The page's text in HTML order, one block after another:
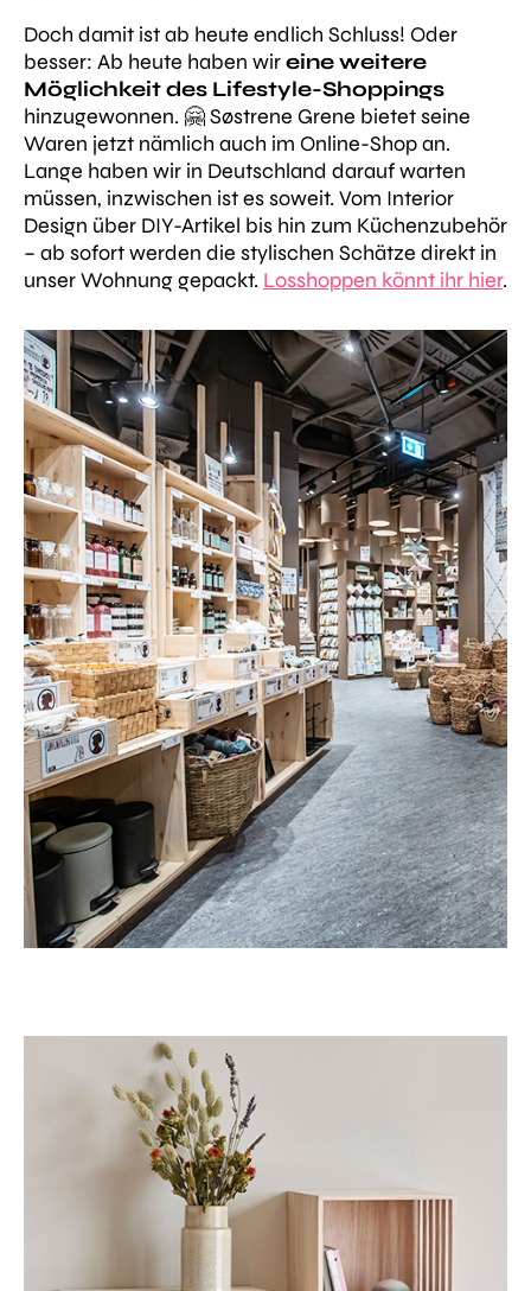
Doch damit ist ab heute endlich Schluss! Oder
besser: Ab heute haben wireine weitere
Möglichkeit des Lifestyle-Shoppings
hinzugewonnen. 🤗 Søstrene Grene bietet seine
Waren jetzt nämlich auch im Online-Shop an.
Lange haben wir in Deutschland darauf warten
müssen, inzwischen ist es soweit. Vom Interior
Design über DIY-Artikel bis hin zum Küchenzubehör
– ab sofort werden die stylischen Schätze direkt in
unser Wohnung gepackt. Losshoppen könnt ihr hier.